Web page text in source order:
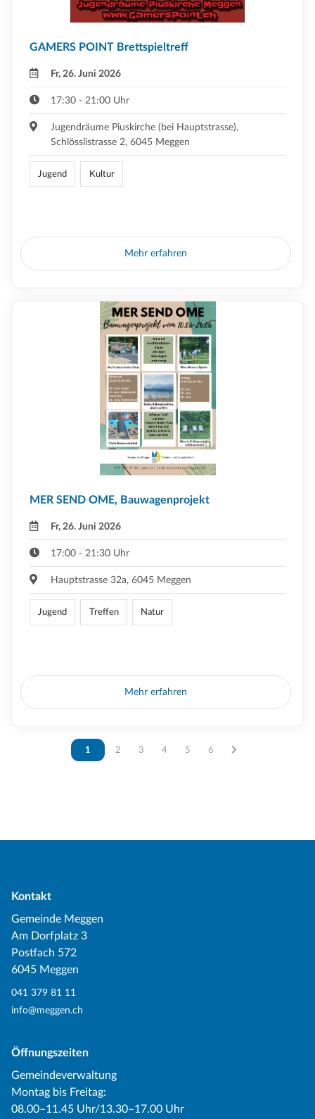
GAMERS POINT Brettspieltreff
Fr, 26. Juni 2026
17:30 - 21:00 Uhr
Jugendräume Piuskirche (bei Hauptstrasse),
Schlösslistrasse 2, 6045 Meggen
Jugend Kultur
Mehr erfahren
MER SEND OME, Bauwagenprojekt
Fr, 26. Juni 2026
17:00 - 21:30 Uhr
Hauptstrasse 32a, 6045 Meggen
Jugend Treffen Natur
Mehr erfahren
Vous êtes sur la page
1 Vous êtes sur la page
2 Vous êtes sur la page
3 Vous êtes sur la page
4 Vous êtes sur la page
5 Vous êtes sur la page
6
Kontakt
Gemeinde Meggen
Am Dorfplatz 3
Postfach 572
6045 Meggen
041 379 81 11
info@meggen.ch
Öffnungszeiten
Gemeindeverwaltung
Montag bis Freitag:
08.00–11.45 Uhr/13.30–17.00 Uhr